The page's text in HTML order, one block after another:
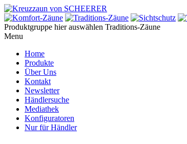
Produktgruppe hier auswählen Traditions-Zäune
Menu
Home
Produkte
Über Uns
Kontakt
Newsletter
Händlersuche
Mediathek
Konfiguratoren
Nur für Händler